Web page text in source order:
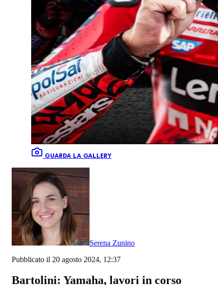
GUARDA LA GALLERY
Serena Zunino
Pubblicato il 20 agosto 2024, 12:37
Bartolini: Yamaha, lavori in corso